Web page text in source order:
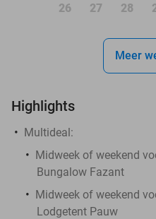
26 27 28
Meer
Highlights
Multideal:
Midweek of weekend
Bungalow Fazant
Midweek of weekend
Lodgetent Pauw